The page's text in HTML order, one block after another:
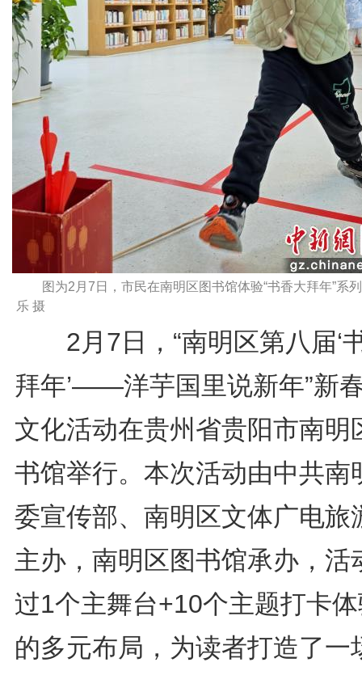
图为2月7日，市民在南明区图书馆体验“书香大拜年”系
乐 摄
2月7日，“南明区第八届‘
拜年’——洋芋国里说新年”新
文化活动在贵州省贵阳市南明
书馆举行。本次活动由中共南
委宣传部、南明区文体广电旅
主办，南明区图书馆承办，活
过1个主舞台+10个主题打卡
的多元布局，为读者打造了一